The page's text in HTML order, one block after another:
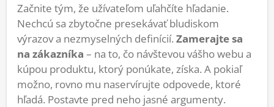
Začnite tým, že užívateľom uľahčíte hľadanie.
Nechcú sa zbytočne presekávať bludiskom
výrazov a nezmyselných definícií. Zamerajte sa
na zákazníka – na to, čo návštevou vášho webu a
kúpou produktu, ktorý ponúkate, získa. A pokiaľ
možno, rovno mu naservírujte odpovede, ktoré
hľadá. Postavte pred neho jasné argumenty.